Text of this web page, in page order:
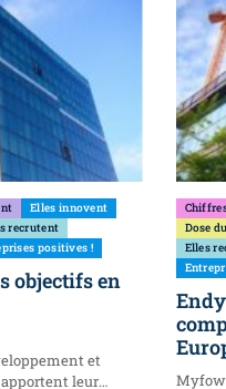
Elles innovent
recrutent
positives !
objectifs en
et
leur
Dose
Elles